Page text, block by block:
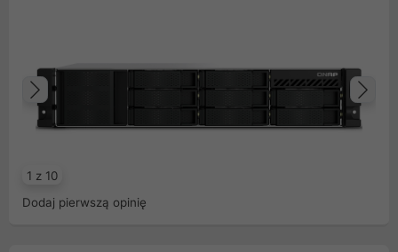
1 z 10
Poprzedni
Dodaj pierwszą opinię